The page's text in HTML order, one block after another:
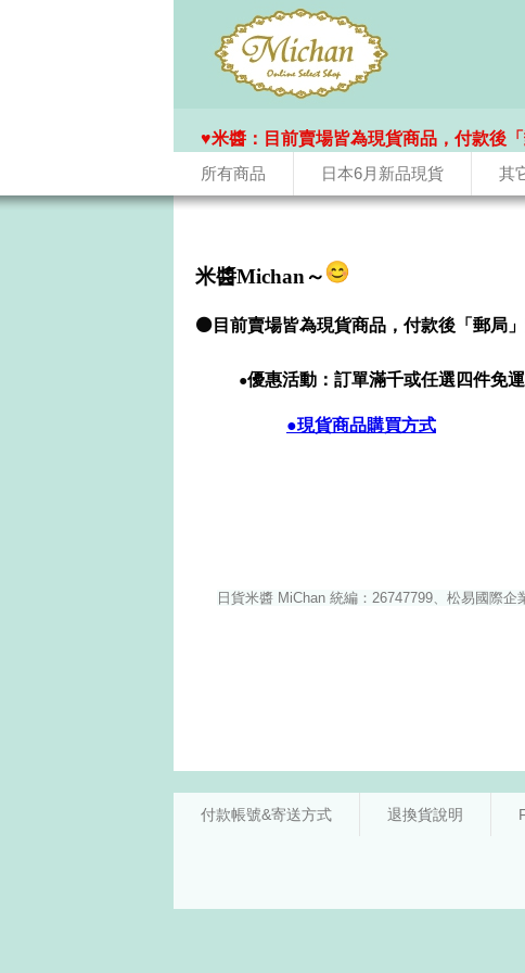
所有商品 日本6月新品現貨 其
♥️米醬：目前賣場皆為現貨商品，付款後
付款帳號&寄送方式 退換貨說明